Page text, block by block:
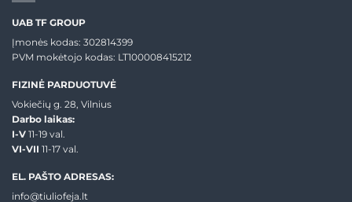
UAB TF GROUP
Įmonės kodas: 302814399
PVM mokėtojo kodas: LT100008415212
FIZINĖ PARDUOTUVĖ
Vokiečių g. 28, Vilnius
Darbo laikas:
I-V 11-19 val.
VI-VII 11-17 val.
EL. PAŠTO ADRESAS:
info@tiuliofeja.lt